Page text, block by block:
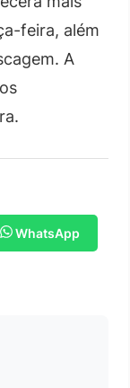
feira, além
A
WhatsApp